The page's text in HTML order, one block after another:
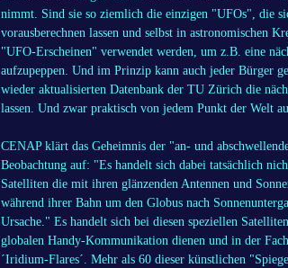
nimmt. Sind sie so ziemlich die einzigen "UFOs", die
vorausberechnen lassen und selbst in astronomischen
"UFO-Erscheinen" verwendet werden, um z.B. eine
aufzupeppen. Und im Prinzip kann auch jeder Bürger
wieder aktualisierten Datenbank der TU Zürich die
lassen. Und zwar praktisch von jedem Punkt der Welt
CENAP klärt das Geheimnis der "an- und
Beobachtung auf: "Es handelt sich dabei tatsächlich
Satelliten die mit ihren glänzenden Antennen und
während ihrer Bahn um den Globus nach
Ursache." Es handelt sich bei diesen speziellen
globalen Handy-Kommunikation dienen und in der
´Iridium-Flares´. Mehr als 60 dieser künstlichen